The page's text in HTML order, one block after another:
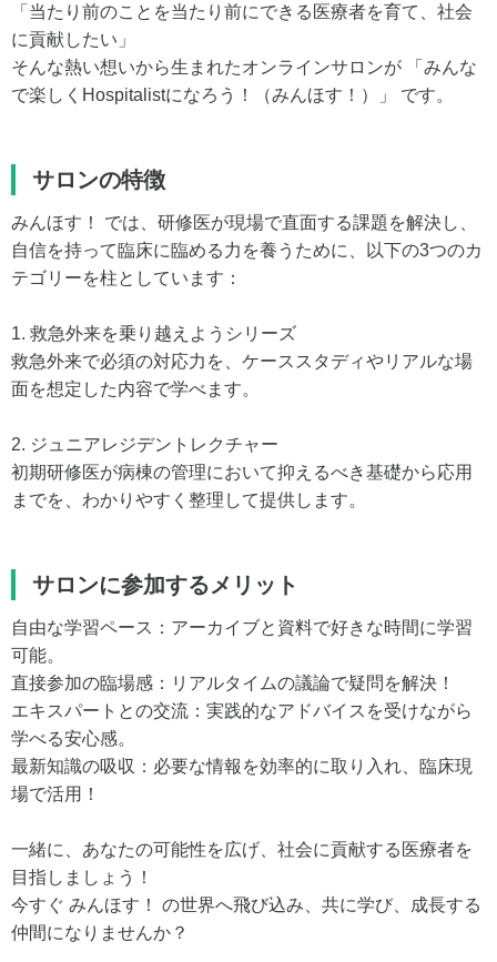
「当たり前のことを当たり前にできる医療者を育て、社会
に貢献したい」
そんな熱い想いから生まれたオンラインサロンが 「みんな
で楽しくHospitalistになろう！（みんほす！）」 です。
サロンの特徴
みんほす！ では、研修医が現場で直面する課題を解決し、
自信を持って臨床に臨める力を養うために、以下の3つのカ
テゴリーを柱としています：
1. 救急外来を乗り越えようシリーズ
救急外来で必須の対応力を、ケーススタディやリアルな場
面を想定した内容で学べます。
2. ジュニアレジデントレクチャー
初期研修医が病棟の管理において抑えるべき基礎から応用
までを、わかりやすく整理して提供します。
サロンに参加するメリット
自由な学習ペース：アーカイブと資料で好きな時間に学習
可能。
直接参加の臨場感：リアルタイムの議論で疑問を解決！
エキスパートとの交流：実践的なアドバイスを受けながら
学べる安心感。
最新知識の吸収：必要な情報を効率的に取り入れ、臨床現
場で活用！
一緒に、あなたの可能性を広げ、社会に貢献する医療者を
目指しましょう！
今すぐ みんほす！ の世界へ飛び込み、共に学び、成長する
仲間になりませんか？